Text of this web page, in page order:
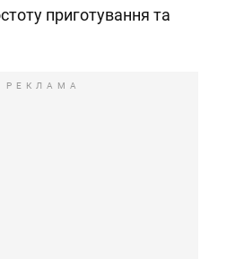
приготування та
РЕКЛАМА